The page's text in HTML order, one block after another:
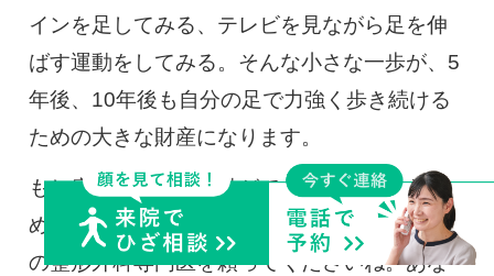
インを足してみる、テレビを見ながら足を伸
ばす運動をしてみる。そんな小さな一歩が、5
年後、10年後も自分の足で力強く歩き続ける
ための大きな財産になります。
もし痛みが強くて運動ができない、何から始
めていいか分からないというときは、お近く
の整形外科専門医を頼ってくださいね。あな